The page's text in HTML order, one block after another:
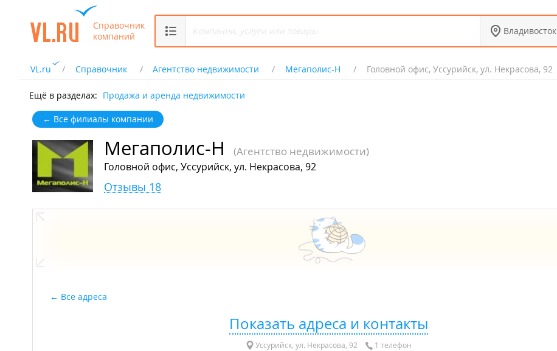
Справочник
компаний
Владивосток
VL.ru Справочник Агентство недвижимости Мегаполис-Н Головной офис, Уссурийск, ул. Некрасова, 92
Ещё в разделах: Продажа и аренда недвижимости
← Все филиалы компании
Мегаполис-Н (Агентство недвижимости)
Головной офис, Уссурийск, ул. Некрасова, 92
Отзывы 18
Все адреса
Показать адреса и контакты
Уссурийск, ул. Некрасова, 92 1 телефон